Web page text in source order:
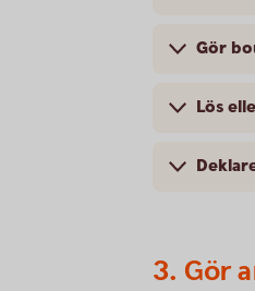
Gör
Lös
3. Gör